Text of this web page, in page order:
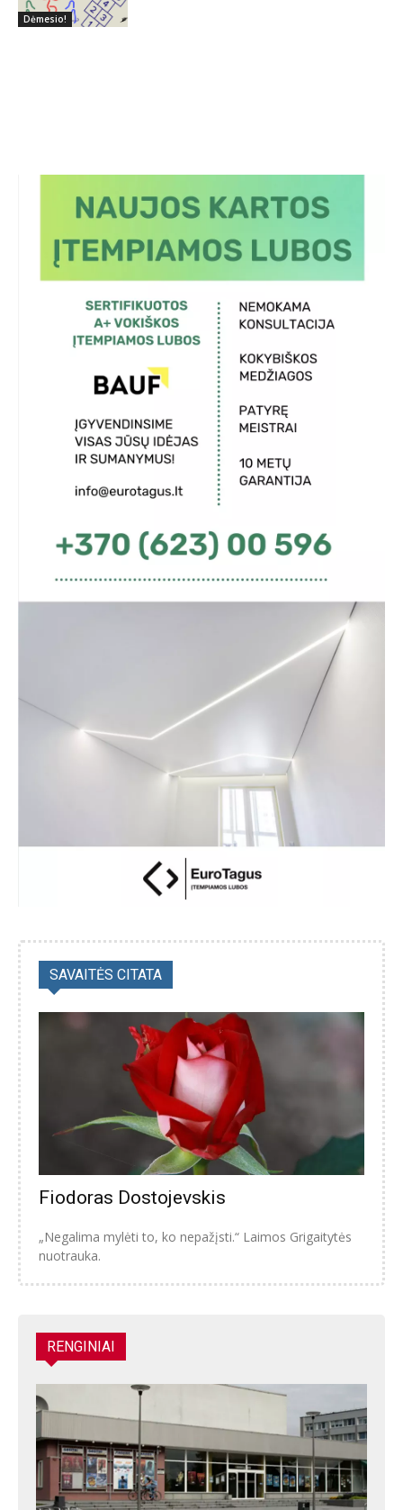
Dėmesio!
SAVAITĖS CITATA
Fiodoras Dostojevskis
„Negalima mylėti to, ko nepažįsti.“ Laimos Grigaitytės
nuotrauka.
RENGINIAI